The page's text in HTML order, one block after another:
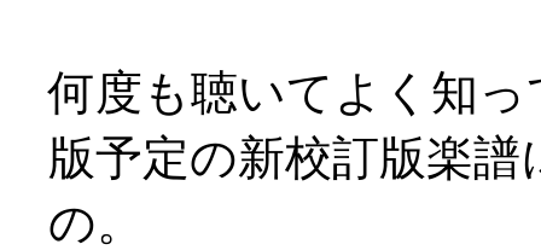
何度も聴いてよく知
版予定の新校訂版楽
の。